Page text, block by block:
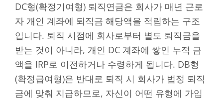
DC형(확정기여형) 퇴직연금은 회사가 매년 근로
자 개인 계좌에 퇴직금 해당액을 적립하는 구조
입니다. 퇴직 시점에 회사로부터 별도 퇴직금을
받는 것이 아니라, 개인 DC 계좌에 쌓인 누적 금
액을 IRP로 이전하거나 수령하게 됩니다. DB형
(확정급여형)은 반대로 퇴직 시 회사가 법정 퇴직
금에 맞춰 지급하므로, 자신이 어떤 유형에 가입